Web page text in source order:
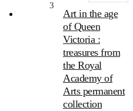
3
Art in the age
of Queen
Victoria :
treasures from
the Royal
Academy of
Arts permanent
collection